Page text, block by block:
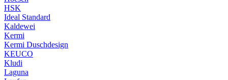
HSK
Ideal Standard
Kaldewei
Kermi
Kermi Duschdesign
KEUCO
Kludi
Laguna